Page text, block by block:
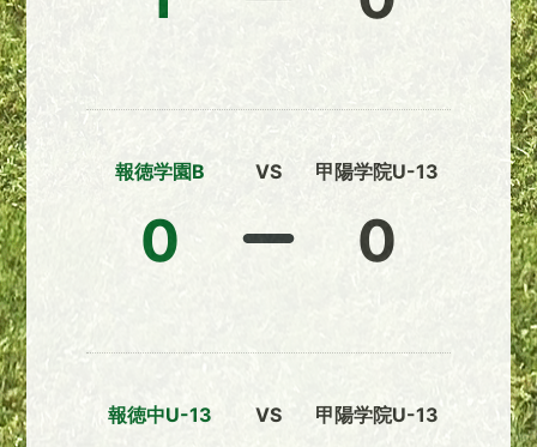
報徳学園B
0
VS 甲陽学院U-13
0
報徳中U-13 VS 甲陽学院U-13